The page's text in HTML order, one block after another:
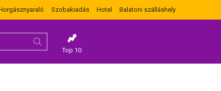
Szobakiadás Hotel Balatoni szálláshely
Top 10